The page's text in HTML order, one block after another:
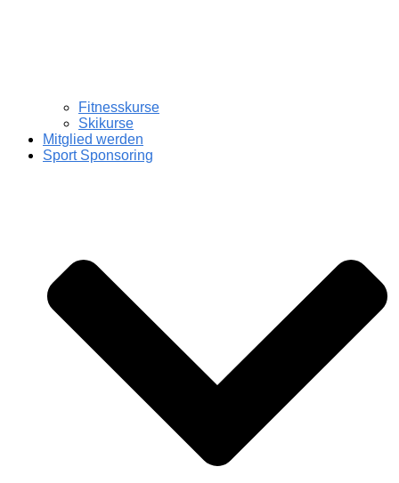
Fitnesskurse
Skikurse
Mitglied werden
Sport Sponsoring